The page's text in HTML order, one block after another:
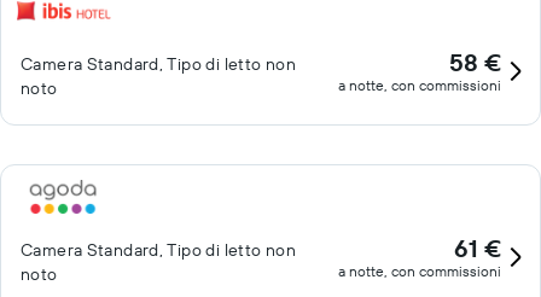
Camera Standard, Tipo di letto non
noto
58 €
a notte, con commissioni
Camera Standard, Tipo di letto non
noto
61 €
a notte, con commissioni